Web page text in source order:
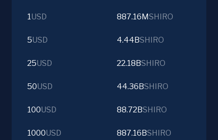
1USD 887.16MSHIRO
5USD 4.44BSHIRO
25USD 22.18BSHIRO
50USD 44.36BSHIRO
100USD 88.72BSHIRO
1000USD 887.16BSHIRO